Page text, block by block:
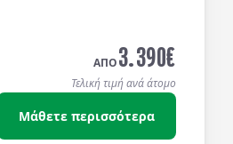
ΑΠΟ3.390€
Τελική τιμή ανά άτομο
Μάθετε περισσότερα